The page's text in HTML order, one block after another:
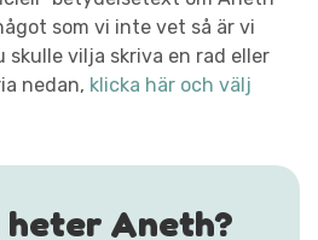
som vi inte vet så är vi
skulle vilja skriva en rad eller
nedan, klicka här och välj
heter Aneth?